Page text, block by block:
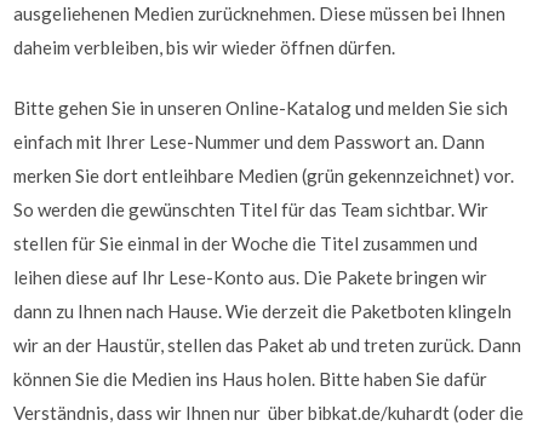
ausgeliehenen Medien zurücknehmen. Diese müssen bei Ihnen
daheim verbleiben, bis wir wieder öffnen dürfen.
Bitte gehen Sie in unseren Online-Katalog und melden Sie sich
einfach mit Ihrer Lese-Nummer und dem Passwort an. Dann
merken Sie dort entleihbare Medien (grün gekennzeichnet) vor.
So werden die gewünschten Titel für das Team sichtbar. Wir
stellen für Sie einmal in der Woche die Titel zusammen und
leihen diese auf Ihr Lese-Konto aus. Die Pakete bringen wir
dann zu Ihnen nach Hause. Wie derzeit die Paketboten klingeln
wir an der Haustür, stellen das Paket ab und treten zurück. Dann
können Sie die Medien ins Haus holen. Bitte haben Sie dafür
Verständnis, dass wir Ihnen nur über bibkat.de/kuhardt (oder die